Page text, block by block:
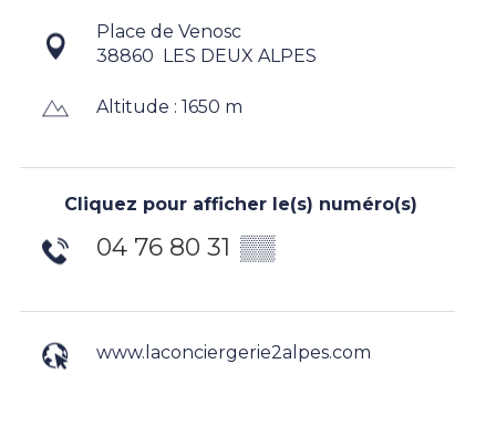
Place de Venosc
38860
LES DEUX ALPES
Altitude : 1650 m
Cliquez pour afficher le(s) numéro(s)
04 76 80 31 ▒▒
www.laconciergerie2alpes.com